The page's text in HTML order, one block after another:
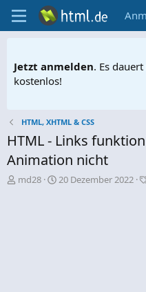
Jetzt anmelden. Es
kostenlos!
HTML, XHTML & CSS
HTML - Links
Animation nicht
E
md28
E
20 Dezember 2022